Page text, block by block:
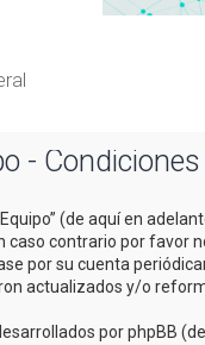
-
(de aquí en
caso contrario por favor
por su cuenta
actualizados y/o
por phpBB (de